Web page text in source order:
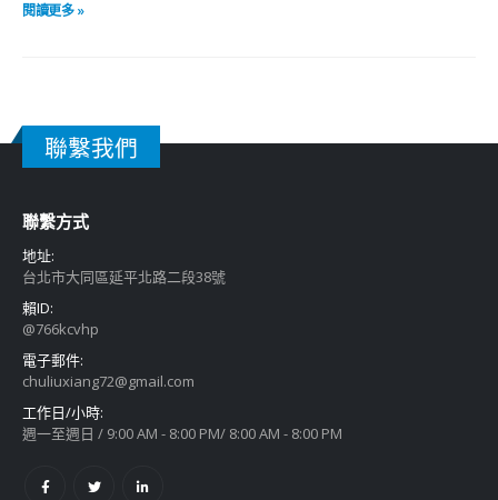
閱讀更多 »
聯繫我們
聯繫方式
地址:
台北市大同區延平北路二段38號
賴ID:
@766kcvhp
電子郵件:
chuliuxiang72@gmail.com
工作日/小時:
週一至週日 / 9:00 AM - 8:00 PM/ 8:00 AM - 8:00 PM